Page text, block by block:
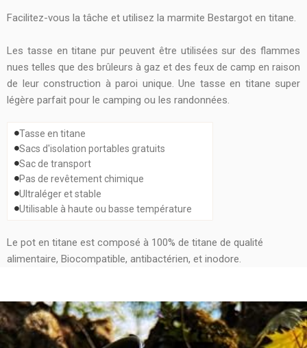
Facilitez-vous la tâche et utilisez la marmite Bestargot en titane.
Les tasse en titane pur peuvent être utilisées sur des flammes
nues telles que des brûleurs à gaz et des feux de camp en raison
de leur construction à paroi unique. Une tasse en titane super
légère parfait pour le camping ou les randonnées.
Tasse en titane
Sacs d'isolation portables gratuits
Sac de transport
Pas de revêtement chimique
Ultraléger et stable
Utilisable à haute ou basse température
Le pot en titane est composé à 100% de titane de qualité
alimentaire, Biocompatible, antibactérien, et inodore.